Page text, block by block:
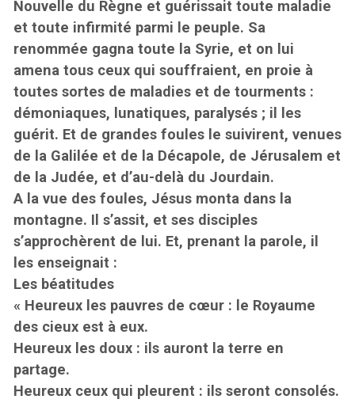
Nouvelle du Règne et guérissait toute maladie
et toute infirmité parmi le peuple. Sa
renommée gagna toute la Syrie, et on lui
amena tous ceux qui souffraient, en proie à
toutes sortes de maladies et de tourments :
démoniaques, lunatiques, paralysés ; il les
guérit. Et de grandes foules le suivirent, venues
de la Galilée et de la Décapole, de Jérusalem et
de la Judée, et d’au-delà du Jourdain.
A la vue des foules, Jésus monta dans la
montagne. Il s’assit, et ses disciples
s’approchèrent de lui. Et, prenant la parole, il
les enseignait :
Les béatitudes
« Heureux les pauvres de cœur : le Royaume
des cieux est à eux.
Heureux les doux : ils auront la terre en
partage.
Heureux ceux qui pleurent : ils seront consolés.